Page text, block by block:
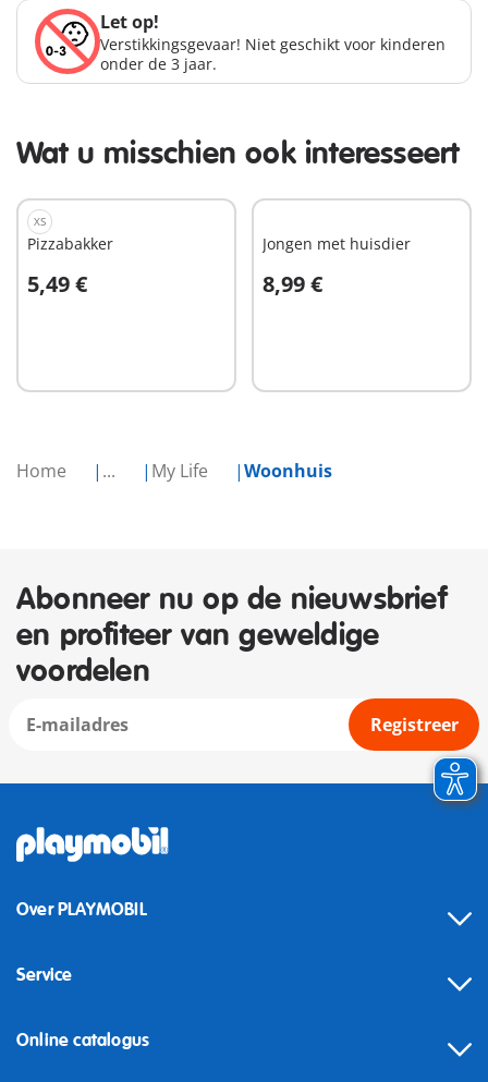
Home ... My Life Woonhuis
Let op!
Verstikkingsgevaar! Niet geschikt voor kinderen
onder de 3 jaar.
Wat u misschien ook interesseert
XS
Pizzabakker
5,49 €
In winkelwagen
Jongen met huisdier
8,99 €
In winkelwagen
Abonneer nu op de nieuwsbrief
en profiteer van geweldige
voordelen
Registreer
Over PLAYMOBIL
Service
Online catalogus